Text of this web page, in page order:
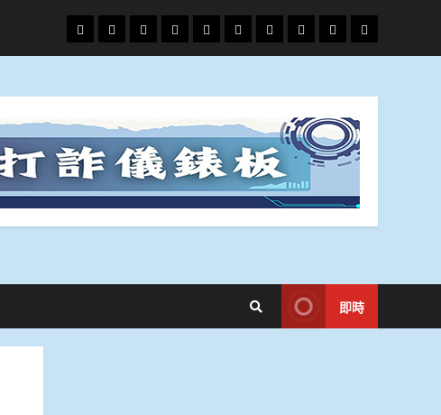
頭
條
財
經
地
方.
文
教.
專
題
娛
樂
政
治
國
際
運
動
生
活
即時